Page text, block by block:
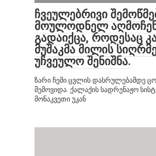
ჩვეულებრივი
მოულოდნელ
გადაიქცა, როდესაც
მუშაკმა მილის
უჩვეულო შენიშნა.
ზარი ჩემი ცვლის დასრულებამდე
შემოვიდა. ქალაქის სადრენაჟო
მონაკვეთი უკან